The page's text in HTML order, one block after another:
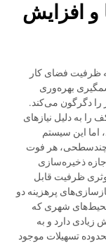
و افزایش
که ظرفیت فضای کار
بهره‌وری
را دگرگون می‌کند.
را به دلیل نیازهای
اما این سیستم
چندسطحی، هر فوت
ذخیره‌سازی
ظرفیت قابل
پرهزینه دو
محیط‌های شهری که
دارد و به
تسهیلات موجود